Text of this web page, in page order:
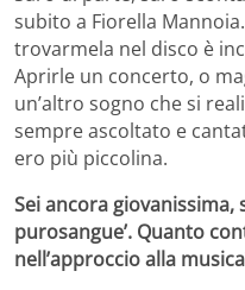
subito a Fiorella
trovarmela nel disco è
Aprirle un concerto, o
un’altro sogno che si
sempre ascoltato e
ero più piccolina.
Sei ancora
purosangue’. Quanto
nell’approccio alla